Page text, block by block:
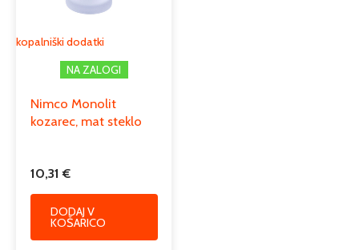
kopalniški dodatki
NA ZALOGI
Nimco Monolit
kozarec, mat steklo
10,31€
DODAJ V
KOŠARICO